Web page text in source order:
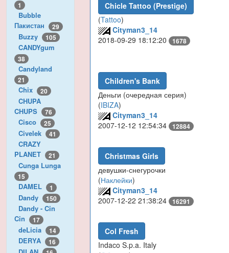
1
Bubble
Пакистан
29
Buzzy 105
CANDYgum
38
Candyland
21
Chix 20
CHUPA
CHUPS
76
Cisco 25
Civelek 41
CRAZY
PLANET
21
Cunga Lunga
15
DAMEL 1
Dandy 150
Dandy - Cin
Cin
17
deLicia 14
DERYA 16
Chicle Tattoo (Prestige)
(Tattoo)
Cityman3_14
2018-09-29 18:12:20 1678
Children's Bank
Деньги (очередная серия)
(IBIZA)
Cityman3_14
2007-12-12 12:54:34 12884
Christmas Girls
девушки-снегурочки
(Наклейки)
Cityman3_14
2007-12-22 21:38:24 16291
Col Fresh
Indaco S.p.a. Italy